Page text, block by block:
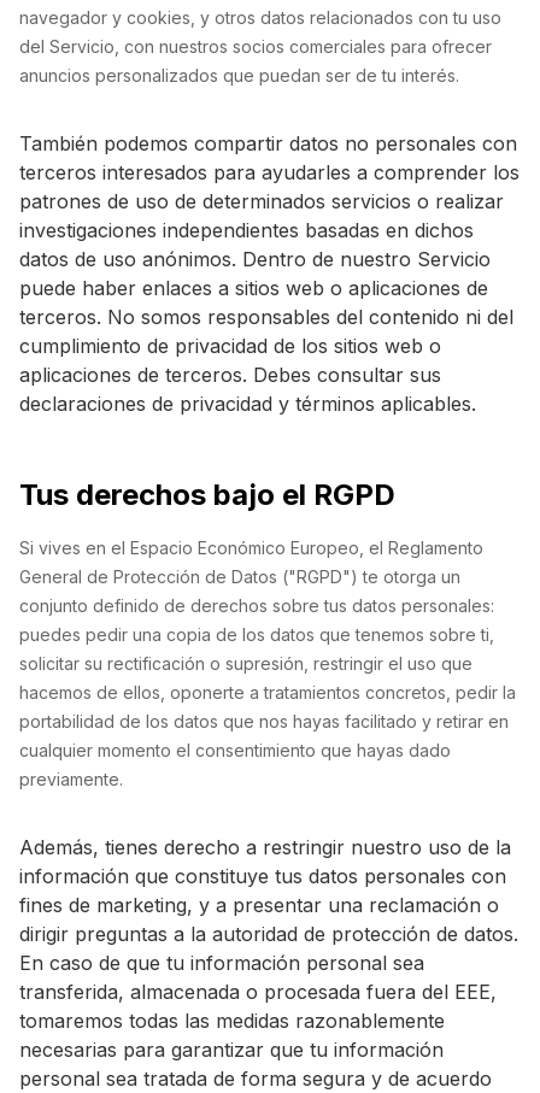
navegador y cookies, y otros datos relacionados con tu uso
del Servicio, con nuestros socios comerciales para ofrecer
anuncios personalizados que puedan ser de tu interés.
También podemos compartir datos no personales con
terceros interesados para ayudarles a comprender los
patrones de uso de determinados servicios o realizar
investigaciones independientes basadas en dichos
datos de uso anónimos. Dentro de nuestro Servicio
puede haber enlaces a sitios web o aplicaciones de
terceros. No somos responsables del contenido ni del
cumplimiento de privacidad de los sitios web o
aplicaciones de terceros. Debes consultar sus
declaraciones de privacidad y términos aplicables.
Tus derechos bajo el RGPD
Si vives en el Espacio Económico Europeo, el Reglamento
General de Protección de Datos ("RGPD") te otorga un
conjunto definido de derechos sobre tus datos personales:
puedes pedir una copia de los datos que tenemos sobre ti,
solicitar su rectificación o supresión, restringir el uso que
hacemos de ellos, oponerte a tratamientos concretos, pedir la
portabilidad de los datos que nos hayas facilitado y retirar en
cualquier momento el consentimiento que hayas dado
previamente.
Además, tienes derecho a restringir nuestro uso de la
información que constituye tus datos personales con
fines de marketing, y a presentar una reclamación o
dirigir preguntas a la autoridad de protección de datos.
En caso de que tu información personal sea
transferida, almacenada o procesada fuera del EEE,
tomaremos todas las medidas razonablemente
necesarias para garantizar que tu información
personal sea tratada de forma segura y de acuerdo